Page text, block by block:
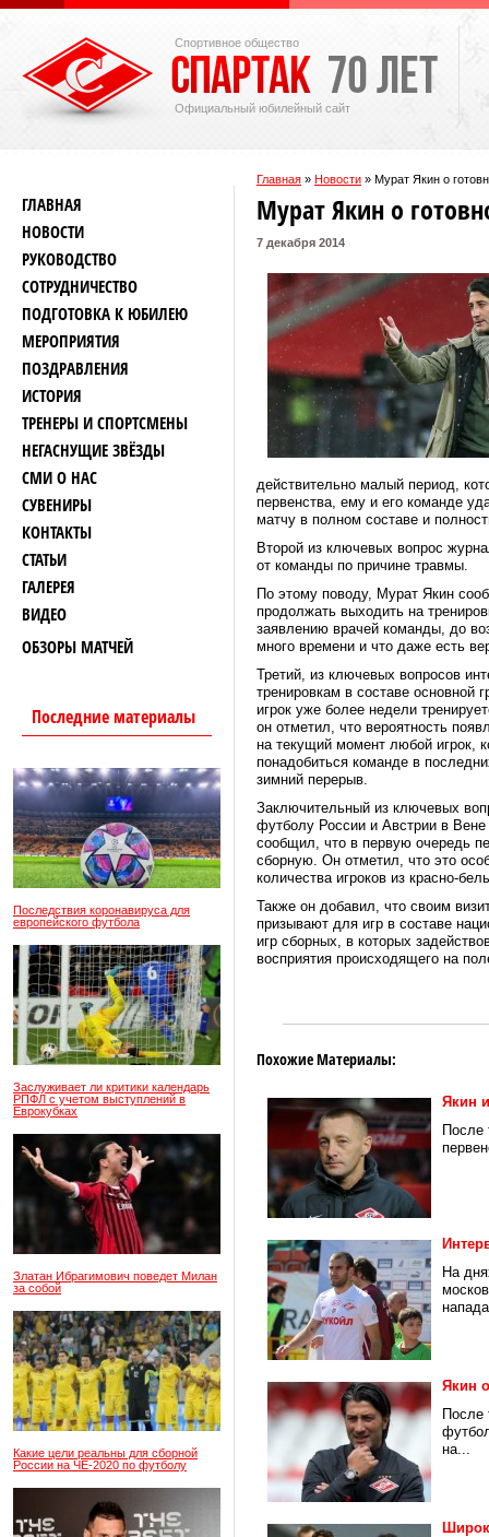
Спортивное общество
Официальный юбилейный сайт
Главная » Новости » Мурат Якин о
ГЛАВНАЯ
НОВОСТИ
РУКОВОДСТВО
СОТРУДНИЧЕСТВО
ПОДГОТОВКА К ЮБИЛЕЮ
МЕРОПРИЯТИЯ
ПОЗДРАВЛЕНИЯ
ИСТОРИЯ
ТРЕНЕРЫ И СПОРТСМЕНЫ
НЕГАСНУЩИЕ ЗВЁЗДЫ
СМИ О НАС
СУВЕНИРЫ
КОНТАКТЫ
СТАТЬИ
ГАЛЕРЕЯ
ВИДЕО
ОБЗОРЫ МАТЧЕЙ
Последние материалы
Последствия коронавируса для
европейского футбола
Заслуживает ли критики календарь
РПФЛ с учетом выступлений в
Еврокубках
Златан Ибрагимович поведет Милан
за собой
Какие цели реальны для сборной
России на ЧЕ-2020 по футболу
Мурат Якин о
7 декабря 2014
действительно малый период,
первенства, ему и его команде
матчу в полном составе и
Второй из ключевых вопрос
от команды по причине травмы.
По этому поводу, Мурат Якин
продолжать выходить на
заявлению врачей команды, до
много времени и что даже есть
Третий, из ключевых вопросов
тренировкам в составе основной
игрок уже более недели
он отметил, что вероятность
на текущий момент любой игрок,
понадобиться команде в
зимний перерыв.
Заключительный из ключевых
футболу России и Австрии в
сообщил, что в первую очередь
сборную. Он отметил, что это
количества игроков из красно-
Также он добавил, что своим
призывают для игр в составе
игр сборных, в которых
восприятия происходящего на
Похожие Материалы:
Якин
После
На
Якин
После
на...